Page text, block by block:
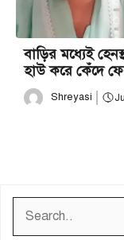
বাড়ির মধ্যেই
হাউ করে কেঁদে
Shreyasi